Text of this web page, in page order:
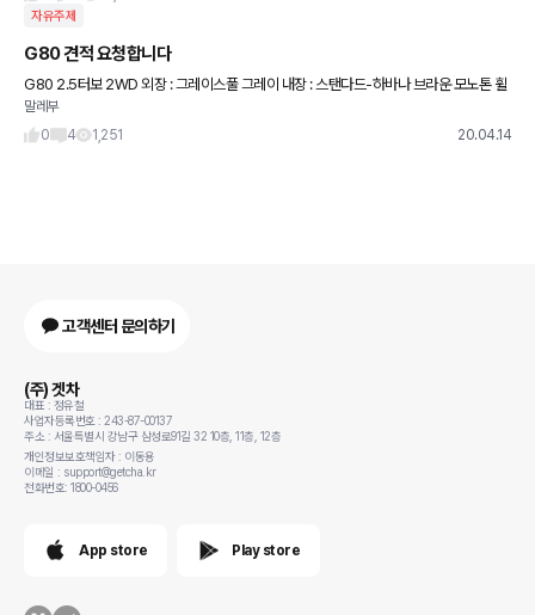
자유주제
G80 견적 요청합니다
G80 2.5터보 2WD 외장 : 그레이스풀 그레이 내장 : 스탠다드-하바나 브라운 모노톤 휠
&타이어 : 19" 스포크 타입(B) 선택옵션 프리뷰 전자제어 서스펜션 파퓰러 패키지 드라이
빙 어시스
말레부
0
4 1,251 20.04.14
고객센터 문의하기
(주) 겟차
대표 : 정유철
사업자등록번호 : 243-87-00137
주소 : 서울특별시 강남구 삼성로91길 32 10층, 11층, 12층
개인정보보호책임자 : 이동용
이메일 : support@getcha.kr
전화번호: 1800-0456
App store Play store